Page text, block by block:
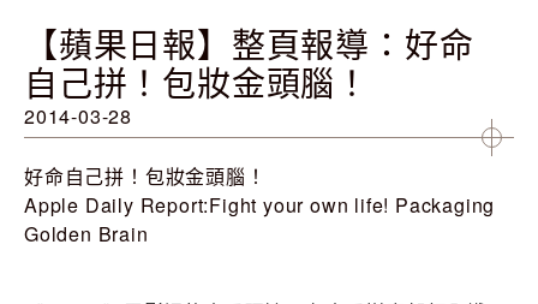
【蘋果日報】整頁報導：好命
自己拼！包妝金頭腦！
2014-03-28
好命自己拼！包妝金頭腦！
Apple Daily Report:Fight your own life! Packaging
Golden Brain